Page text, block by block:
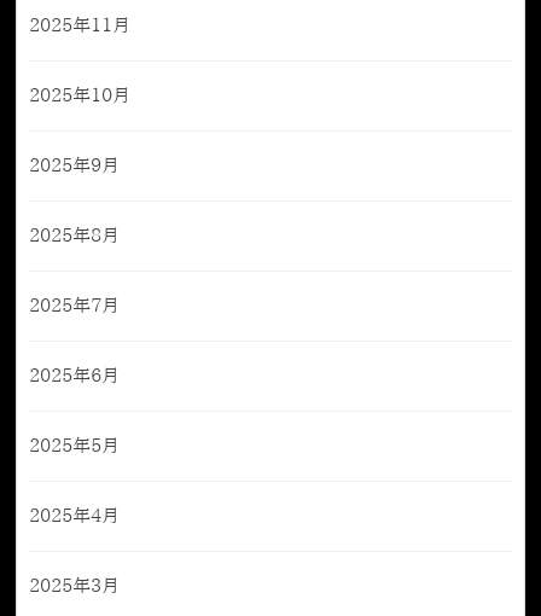
2025年11月
2025年10月
2025年9月
2025年8月
2025年7月
2025年6月
2025年5月
2025年4月
2025年3月